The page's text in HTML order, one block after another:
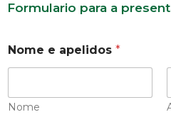
Formulario para a
Nome e apelidos *
Nome